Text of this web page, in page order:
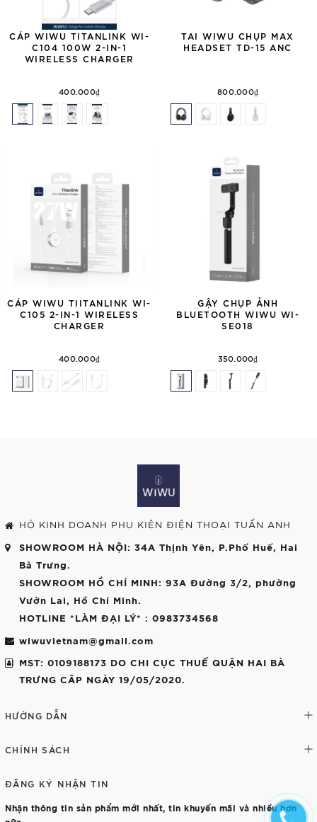
CÁP WIWU TITANLINK WI-
C104 100W 2-IN-1
WIRELESS CHARGER
400.000₫
TAI WIWU CHỤP MAX
HEADSET TD-15 ANC
800.000₫
CÁP WIWU TIITANLINK WI-
C105 2-IN-1 WIRELESS
CHARGER
400.000₫
GẬY CHỤP ẢNH
BLUETOOTH WIWU WI-
SE018
350.000₫
HỘ KINH DOANH PHỤ KIỆN ĐIỆN THOẠI TUẤN ANH
SHOWROOM HÀ NỘI: 34A Thịnh Yên, P.Phố Huế, Hai
Bà Trưng.
SHOWROOM HỒ CHÍ MINH: 93A Đường 3/2, phường
Vườn Lai, Hồ Chí Minh.
HOTLINE *LÀM ĐẠI LÝ* : 0983734568
wiwuvietnam@gmail.com
MST: 0109188173 DO CHI CỤC THUẾ QUẬN HAI BÀ
TRƯNG CÂP NGÀY 19/05/2020.
HƯỚNG DẪN
CHÍNH SÁCH
ĐĂNG KÝ NHẬN TIN
Nhận thông tin sản phẩm mới nhất, tin khuyến mãi và nhiều hơn